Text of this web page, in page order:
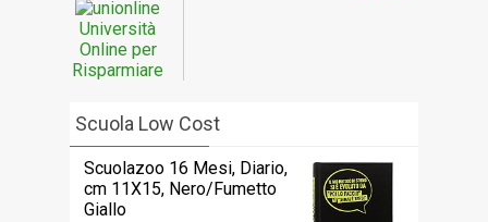
Università
Online per
Risparmiare
Scuola Low Cost
Scuolazoo 16 Mesi, Diario,
cm 11X15, Nero/Fumetto
Giallo